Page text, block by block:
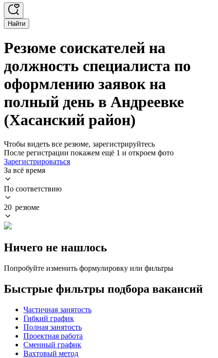
Найти
Резюме соискателей на
должность специалиста по
оформлению заявок на
полный день в Андреевке
(Хасанский район)
Чтобы видеть все резюме, зарегистрируйтесь
После регистрации покажем ещё 1 и откроем фото
Зарегистрироваться
За всё время
По соответствию
20 резюме
Ничего не нашлось
Попробуйте изменить формулировку или фильтры
Быстрые фильтры подбора вакансий
Частичная занятость
Гибкий график
Полная занятость
Проектная работа
Сменный график
Вахтовый метод